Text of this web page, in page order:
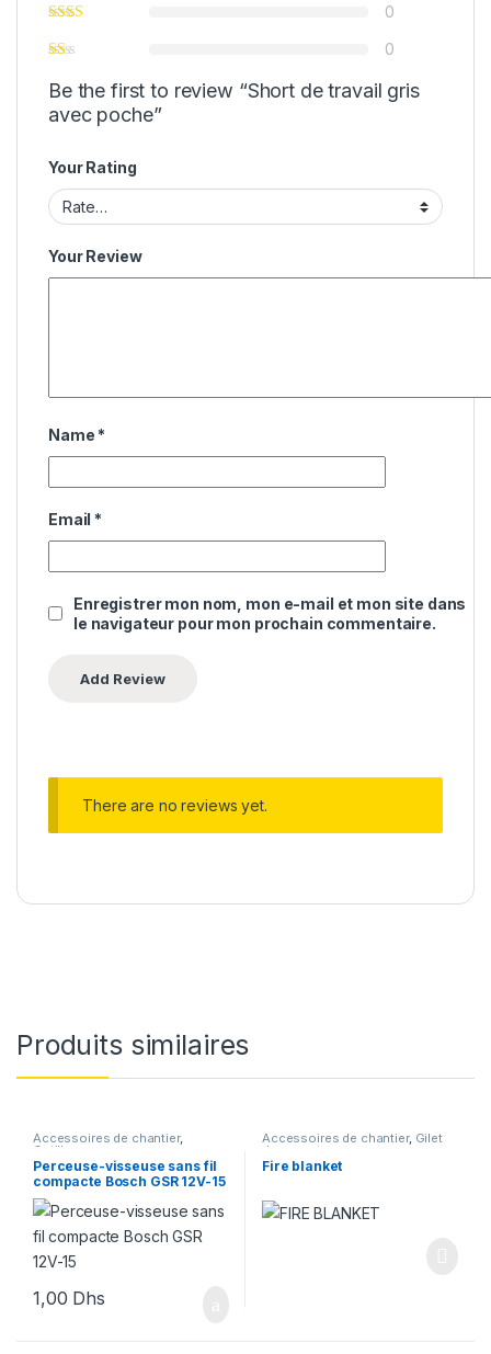
0
0
Be the first to review “Short de travail gris
avec poche”
Your Rating
Your Review
Name *
Email *
Enregistrer mon nom, mon e-mail et mon site dans
le navigateur pour mon prochain commentaire.
There are no reviews yet.
Produits similaires
Accessoires de chantier,
Outillage
Perceuse-visseuse sans fil
compacte Bosch GSR 12V-15
1,00 Dhs
Accessoires de chantier, Gilet
de sauvetage
Fire blanket